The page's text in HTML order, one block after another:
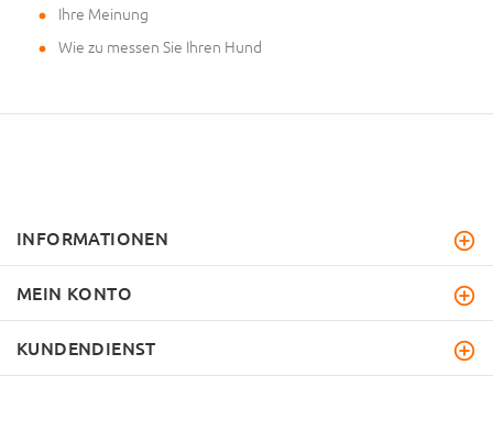
Ihre Meinung
Wie zu messen Sie Ihren Hund
INFORMATIONEN
MEIN KONTO
KUNDENDIENST